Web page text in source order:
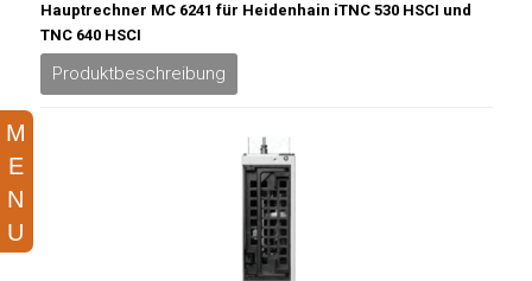
Hauptrechner MC 6241 für Heidenhain iTNC 530 HSCI und
TNC 640 HSCI
Produktbeschreibung